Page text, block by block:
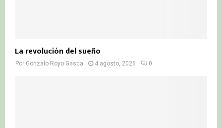
La revolución del sueño
Por Gonzalo Royo Gasca 4 agosto, 2026 0